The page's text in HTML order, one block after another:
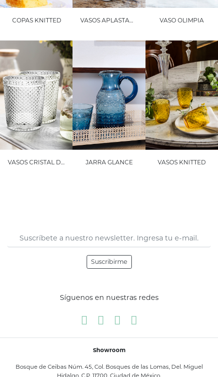
COPAS KNITTED VASOS APLASTADOS PARTY SET DE 4 PIEZAS VASO OLIMPIA
VASOS CRISTAL DIAMANTE JARRA GLANCE VASOS KNITTED
Suscribirme
Síguenos en nuestras redes
Showroom
Bosque de Ceibas Núm. 45, Col. Bosques de las Lomas, Del. Miguel